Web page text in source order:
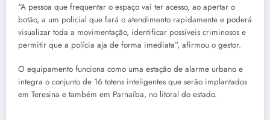
“A pessoa que frequentar o espaço vai ter acesso, ao apertar o
botão, a um policial que fará o atendimento rapidamente e poderá
visualizar toda a movimentação, identificar possíveis criminosos e
permitir que a polícia aja de forma imediata”, afirmou o gestor.
O equipamento funciona como uma estação de alarme urbano e
integra o conjunto de 16 totens inteligentes que serão implantados
em Teresina e também em Parnaíba, no litoral do estado.